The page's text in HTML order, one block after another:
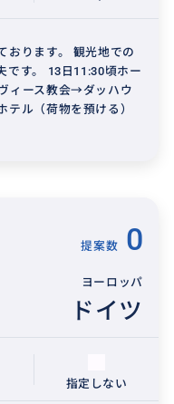
おります。 観光地での
です。 13日11:30頃ホー
ィース教会→ダッハウ
ル（荷物を預ける）
提案数 0
ヨーロッパ
ドイツ
指定しない